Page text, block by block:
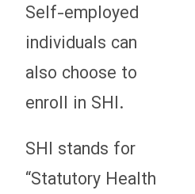
Self-employed
individuals can
also choose to
enroll in SHI.
SHI stands for
“Statutory Health